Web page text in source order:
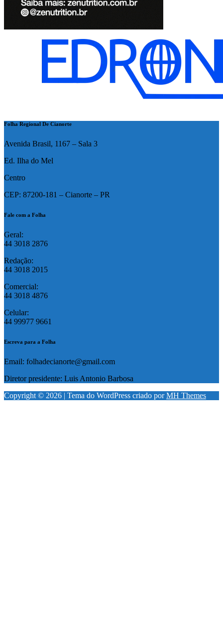
Folha Regional De Cianorte
Avenida Brasil, 1167 – Sala 3
Ed. Ilha do Mel
Centro
CEP: 87200-181 – Cianorte – PR
Fale com a Folha
Geral:
44 3018 2876
Redação:
44 3018 2015
Comercial:
44 3018 4876
Celular:
44 99977 9661
Escreva para a Folha
Email: folhadecianorte@gmail.com
Diretor presidente: Luis Antonio Barbosa
Copyright © 2026 | Tema do WordPress criado porMH Themes